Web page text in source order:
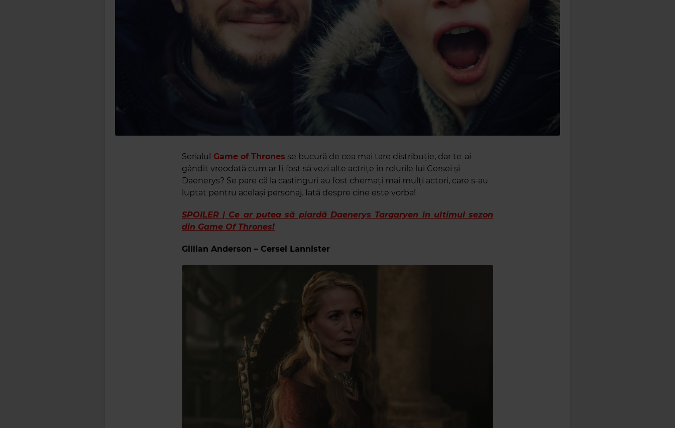
Serialul Game of Thrones se bucură de cea mai tare distribuție, dar te-ai
gândit vreodată cum ar fi fost să vezi alte actrițe în rolurile lui Cersei și
Daenerys? Se pare că la castinguri au fost chemați mai mulți actori, care s-au
luptat pentru același personaj. Iată despre cine este vorba!
SPOILER | Ce ar putea să piardă Daenerys Targaryen în ultimul sezon
din Game Of Thrones!
Gillian Anderson – Cersei Lannister